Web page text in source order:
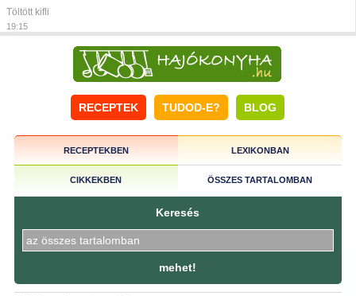
Töltött kifli
19:15
RECEPTEK TUDOD-E? BLOG
RECEPTEKBEN LEXIKONBAN
CIKKEKBEN ÖSSZES TARTALOMBAN
Keresés
mehet!